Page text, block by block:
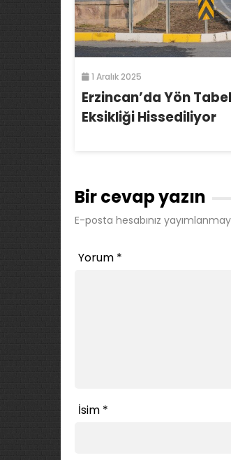
1 Aralık 2025
Erzincan’da Yön
Eksikliği Hissediliyor
Bir cevap yazın
E-posta hesabınız
Yorum *
İsim *